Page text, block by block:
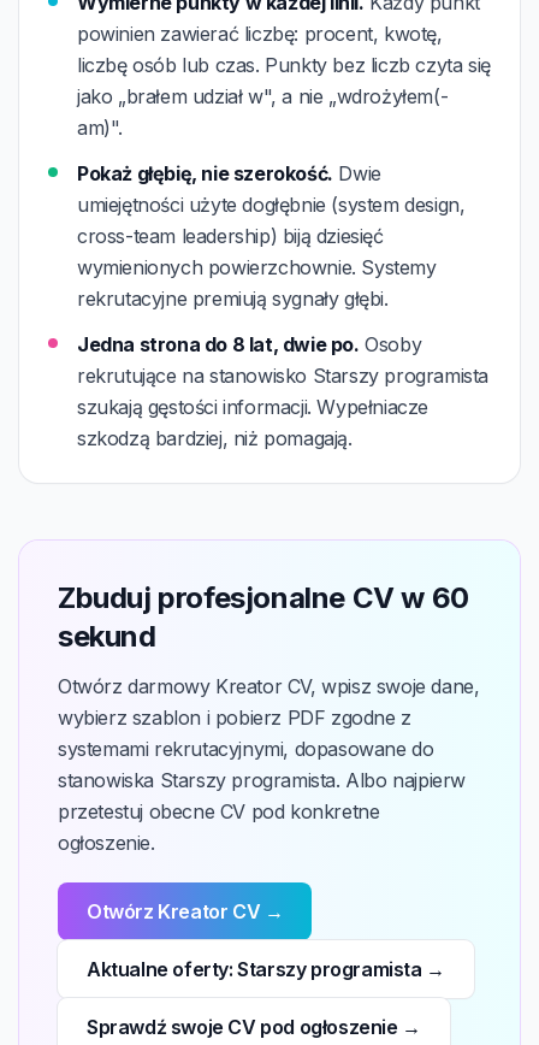
powinien zawierać liczbę: procent, kwotę,
liczbę osób lub czas. Punkty bez liczb czyta się
jako „brałem udział w", a nie „wdrożyłem(-
am)".
Pokaż głębię, nie szerokość. Dwie
umiejętności użyte dogłębnie (system design,
cross-team leadership) biją dziesięć
wymienionych powierzchownie. Systemy
rekrutacyjne premiują sygnały głębi.
Jedna strona do 8 lat, dwie po. Osoby
rekrutujące na stanowisko Starszy programista
szukają gęstości informacji. Wypełniacze
szkodzą bardziej, niż pomagają.
Zbuduj profesjonalne CV w 60
sekund
Otwórz darmowy Kreator CV, wpisz swoje dane,
wybierz szablon i pobierz PDF zgodne z
systemami rekrutacyjnymi, dopasowane do
stanowiska Starszy programista. Albo najpierw
przetestuj obecne CV pod konkretne
ogłoszenie.
Otwórz Kreator CV →
Aktualne oferty: Starszy programista →
Sprawdź swoje CV pod ogłoszenie →